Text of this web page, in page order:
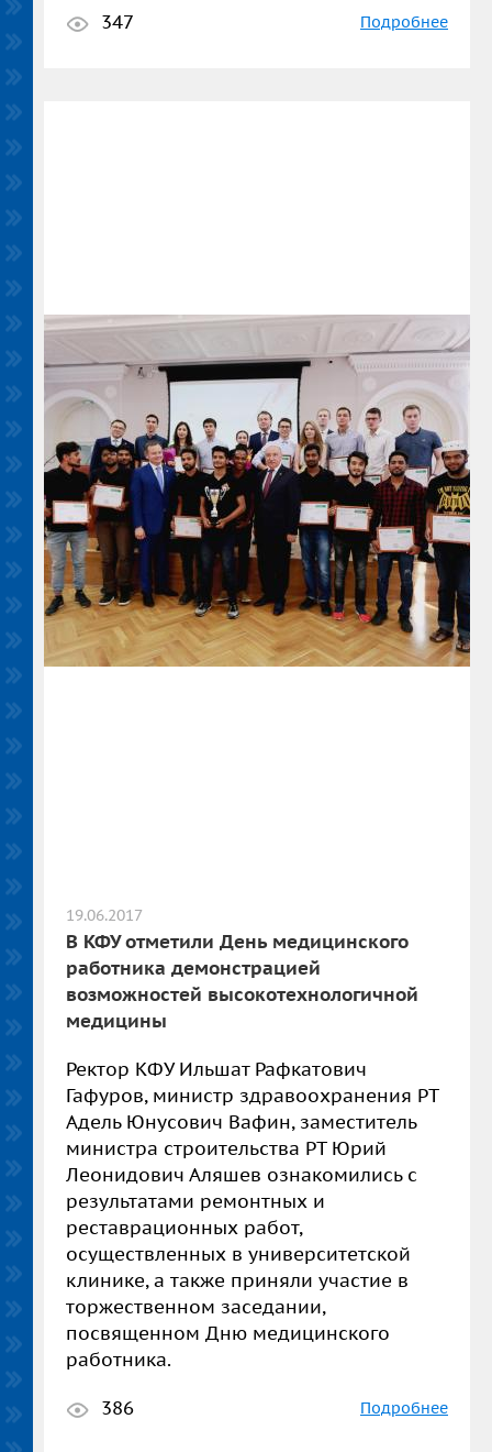
347
Подробнее
19.06.2017
В КФУ отметили День медицинского
работника демонстрацией
возможностей высокотехнологичной
медицины
Ректор КФУ Ильшат Рафкатович
Гафуров, министр здравоохранения РТ
Адель Юнусович Вафин, заместитель
министра строительства РТ Юрий
Леонидович Аляшев ознакомились с
результатами ремонтных и
реставрационных работ,
осуществленных в университетской
клинике, а также приняли участие в
торжественном заседании,
посвященном Дню медицинского
работника.
386
Подробнее